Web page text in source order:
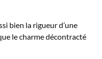
bien la rigueur d’une
le charme décontracté